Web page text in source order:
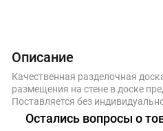
Описание
Качественная разделочная
размещения на стене в доске
Поставляется без
Остались вопросы о